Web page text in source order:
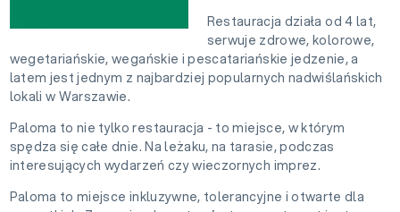
Restauracja działa od 4 lat,
serwuje zdrowe, kolorowe,
wegetariańskie, wegańskie i pescatariańskie jedzenie, a
latem jest jednym z najbardziej popularnych nadwiślańskich
lokali w Warszawie.
Paloma to nie tylko restauracja - to miejsce, w którym
spędza się całe dnie. Na leżaku, na tarasie, podczas
interesujących wydarzeń czy wieczornych imprez.
Paloma to miejsce inkluzywne, tolerancyjne i otwarte dla